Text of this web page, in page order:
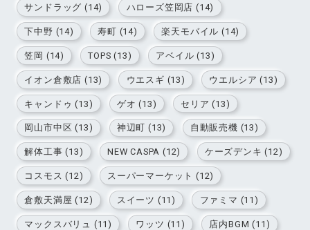
サンドラッグ (14) ハローズ笠岡店 (14)
下中野 (14) 寿町 (14) 楽天モバイル (14)
笠岡 (14) TOPS (13) アベイル (13)
イオン倉敷店 (13) ウエスギ (13) ウエルシア (13)
キャンドゥ (13) ゲオ (13) セリア (13)
岡山市中区 (13) 神辺町 (13) 自動販売機 (13)
解体工事 (13) NEW CASPA (12) ケーズデンキ (12)
コスモス (12) スーパーマーケット (12)
倉敷天満屋 (12) スイーツ (11) ファミマ (11)
マックスバリュ (11) ワッツ (11) 店内BGM (11)